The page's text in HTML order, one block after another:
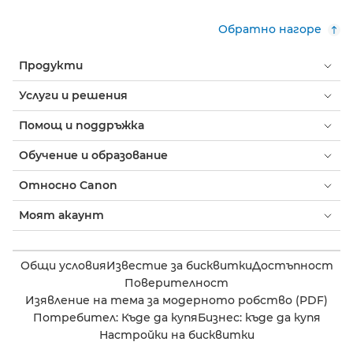
Обратно нагоре
Продукти
Услуги и решения
Помощ и поддръжка
Обучение и образование
Относно Canon
Моят акаунт
Общи условияИзвестие за бисквиткиДостъпност
Поверителност
Изявление на тема за модерното робство (PDF)
Потребител: Къде да купяБизнес: къде да купя
Настройки на бисквитки